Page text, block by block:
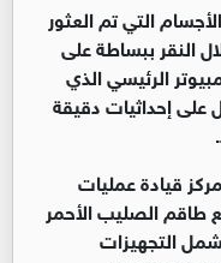
التي تم العثور
النقر ببساطة على
الرئيسي الذي
إحداثيات دقيقة
قيادة عمليات
طاقم الصليب الأحمر
التجهيزات